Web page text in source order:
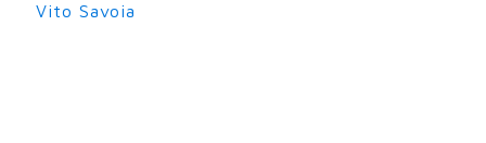
Vito Savoia